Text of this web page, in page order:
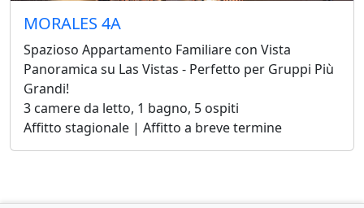
MORALES 4A
Spazioso Appartamento Familiare con Vista
Panoramica su Las Vistas - Perfetto per Gruppi Più
Grandi!
3 camere da letto, 1 bagno, 5 ospiti
Affitto stagionale | Affitto a breve termine